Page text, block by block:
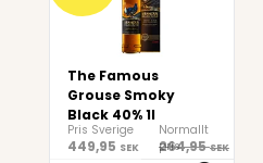
The Famous
Grouse Smoky
Black 40% 1l
Pris Sverige
449,95 SEK
Normallt
pris
264,95 SEK